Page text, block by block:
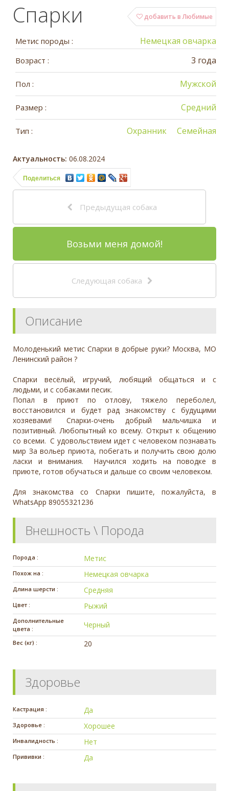
добавить в Любимые
Спарки
Метис породы : Немецкая овчарка
Возраст : 3 года
Пол : Мужской
Размер : Средний
Тип : Семейная
Охранник
Актуальность: 06.08.2024
Поделиться
Предыдущая собака
Возьми меня домой!
Следующая собака
Описание
Молоденький метис Спарки в добрые руки? Москва, МО
Ленинский район ?
Спарки весёлый, игручий, любящий общаться и с
людьми, и с собаками песик.
Попал в приют по отлову, тяжело переболел,
восстановился и будет рад знакомству с будущими
хозяевами! Спарки-очень добрый мальчишка и
позитивный. Любопытный ко всему. Открыт к общению
со всеми. С удовольствием идет с человеком познавать
мир За вольер приюта, побегать и получить свою долю
ласки и внимания. Научился ходить на поводке в
приюте, готов обучаться и дальше со своим человеком.
Для знакомства со Спарки пишите, пожалуйста, в
WhatsApp 89055321236
Внешность \ Порода
Порода : Метис
Похож на : Немецкая овчарка
Длина шерсти : Средняя
Цвет : Рыжий
Дополнительные
цвета :
Черный
Вес (кг) : 20
Здоровье
Кастрация : Да
Здоровье : Хорошее
Инвалидность : Нет
Прививки : Да